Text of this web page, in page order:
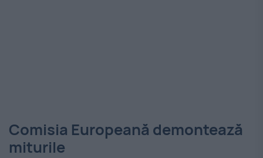
Comisia Europeană demontează
miturile